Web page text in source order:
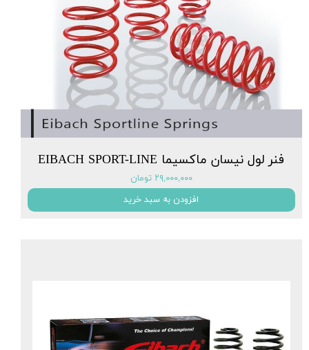
فنر لول نیسان ماکسیما EIBACH SPORT-LINE
۲۹,۰۰۰,۰۰۰ تومان
افزودن به سبد خرید